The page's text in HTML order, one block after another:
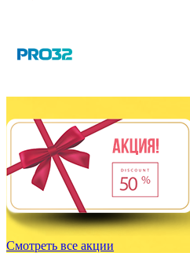
Смотреть все акции